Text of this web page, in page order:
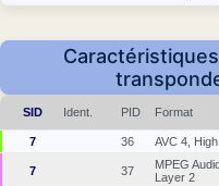
SID Ident. PID Format
7 36 AVC 4, High
7 37
MPEG
Layer 2